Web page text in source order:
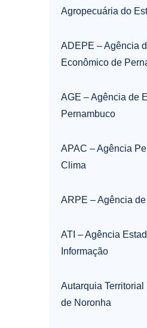
Agropecuária do
ADEPE – Agência
Econômico de
AGE – Agência de
Pernambuco
APAC – Agência
Clima
ARPE – Agência
ATI – Agência
Informação
Autarquia
de Noronha